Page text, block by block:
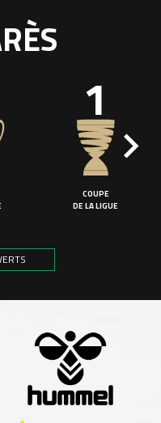
1
COUPE
DE LA LIGUE